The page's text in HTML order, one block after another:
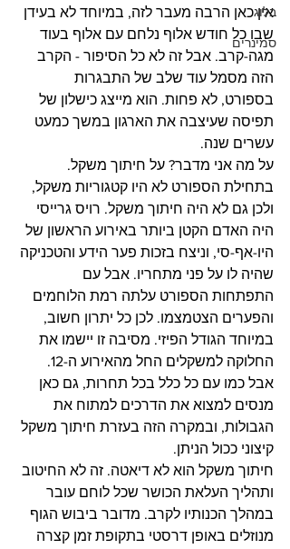
בלוג
סמינרים
אין כאן הרבה מעבר לזה, במיוחד לא בעידן
שבו כל חודש אלוף נלחם עם אלוף בעוד
מגה-קרב. אבל זה לא כל הסיפור - הקרב
הזה מסמל עוד שלב של התבגרות
בספורט, לא פחות. הוא מייצג כישלון של
תפיסה שעיצבה את הארגון במשך כמעט
עשרים שנה.
על מה אני מדבר? על חיתוך משקל.
בתחילת הספורט לא היו קטגוריות משקל,
ולכן גם לא היה חיתוך משקל. רויס גרייסי
היה האדם הקטן ביותר באירוע הראשון של
היו-אף-סי, וניצח בזכות פער הידע והטכניקה
שהיה לו על פני מתחריו. אבל עם
התפתחות הספורט עלתה רמת הלוחמים
והפערים הצטמצמו. לכן כל יתרון חשוב,
במיוחד הגודל הפיזי. מסיבה זו יישמו את
החלוקה למשקלים החל מהאירוע ה-12.
אבל כמו עם כל כלל בכל תחרות, גם כאן
מנסים למצוא את הדרכים למתוח את
הגבולות, ובמקרה הזה בעזרת חיתוך משקל
קיצוני ככול הניתן.
חיתוך משקל הוא לא דיאטה. זה לא החיטוב
ותהליך העלאת הכושר שכל לוחם עובר
במהלך הכנותיו לקרב. מדובר ביבוש הגוף
מנוזלים באופן דרסטי בתקופת זמן קצרה